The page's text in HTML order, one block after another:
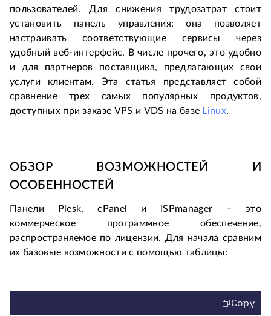
пользователей. Для снижения трудозатрат стоит
установить панель управления: она позволяет
настраивать соответствующие сервисы через
удобный веб-интерфейс. В числе прочего, это удобно
и для партнеров поставщика, предлагающих свои
услуги клиентам. Эта статья представляет собой
сравнение трех самых популярных продуктов,
доступных при заказе VPS и VDS на базе Linux.
ОБЗОР ВОЗМОЖНОСТЕЙ И
ОСОБЕННОСТЕЙ
Панели Plesk, cPanel и ISPmanager – это
коммерческое программное обеспечение,
распространяемое по лицензии. Для начала сравним
их базовые возможности с помощью таблицы:
Copy